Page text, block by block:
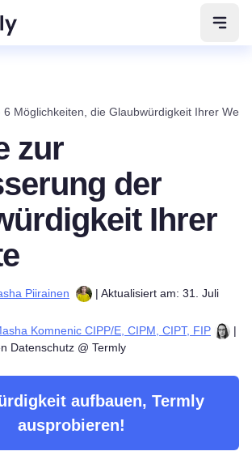
6 Möglichkeiten, die Glaubwürdigkeit Ihrer
zur
der
Ihrer
Piirainen
| Aktualisiert am: 31. Juli
Komnenic CIPP/E, CIPM, CIPT, FIP
|
Datenschutz @ Termly
aufbauen, Termly
ausprobieren!